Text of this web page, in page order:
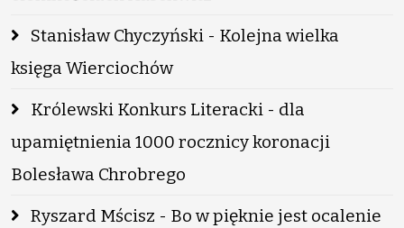
Stanisław Chyczyński - Kolejna wielka
księga Wierciochów
Królewski Konkurs Literacki - dla
upamiętnienia 1000 rocznicy koronacji
Bolesława Chrobrego
Ryszard Mścisz - Bo w pięknie jest ocalenie